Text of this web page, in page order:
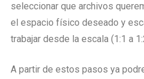
seleccionar que archivos
el espacio físico deseado y
trabajar desde la escala (1:1 a
A partir de estos pasos ya